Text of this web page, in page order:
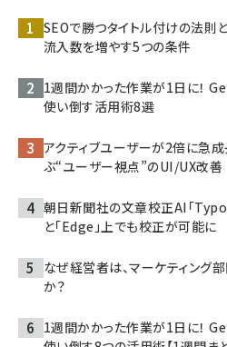
SEOで勝つタイトル付けの法則
流入数を増やす5つの条件
1週間かかった作業が1日に！
使い倒す活用術8選
アクティブユーザーが2倍に急成
ぶ“ユーザー視点”のUI/UX改善
朝日新聞社の文章校正AI「
と「Edge」上でも校正が可能に
なぜ経営者は、マーケティング
か？
1週間かかった作業が1日に！